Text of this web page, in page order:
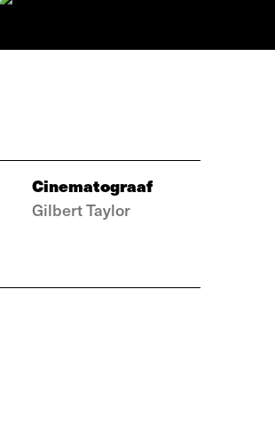
Cinematograaf
Gilbert Taylor